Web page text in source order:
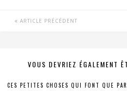
ARTICLE PRÉCÉDENT
VOUS DEVRIEZ ÉGALEMENT
CES PETITES CHOSES QUI FONT QUE